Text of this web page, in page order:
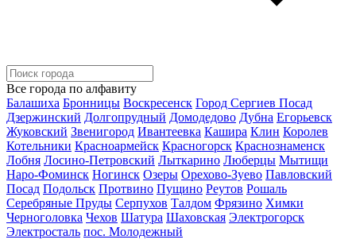
Все города по алфавиту
Балашиха Бронницы Воскресенск Город Сергиев Посад
Дзержинский Долгопрудный Домодедово Дубна Егорьевск
Жуковский Звенигород Ивантеевка Кашира Клин Королев
Котельники Красноармейск Красногорск Краснознаменск
Лобня Лосино-Петровский Лыткарино Люберцы Мытищи
Наро-Фоминск Ногинск Озеры Орехово-Зуево Павловский
Посад Подольск Протвино Пущино Реутов Рошаль
Серебряные Пруды Серпухов Талдом Фрязино Химки
Черноголовка Чехов Шатура Шаховская Электрогорск
Электросталь пос. Молодежный